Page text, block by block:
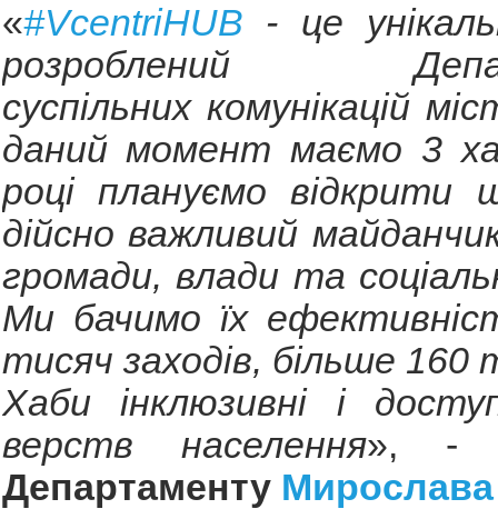
«#VcentriHUB - це
розроблений
суспільних комунікацій
даний момент маємо 3
році плануємо відкрити
дійсно важливий
громади, влади та
Ми бачимо їх
тисяч заходів, більше 160
Хаби інклюзивні і
верств населення»,
Департаменту